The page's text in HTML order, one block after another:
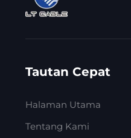
Tautan Cepat
Halaman Utama
Tentang Kami